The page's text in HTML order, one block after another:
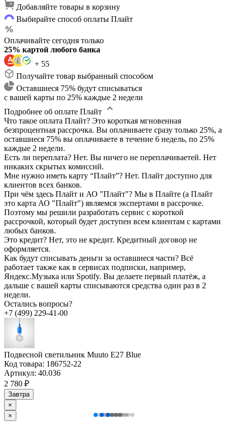
Добавляйте товары в корзину
Выбирайте способ оплаты Плайт
Оплачивайте сегодня только
25% картой любого банка
+ 55
Получайте товар выбранный способом
Оставшиеся 75% будут списываться
с вашей карты по 25% каждые 2 недели
Подробнее об оплате Плайт
Что такое оплата Плайт? Это короткая мгновенная
безпроцентная рассрочка. Вы оплачиваете сразу только 25%, а
оставшиеся 75% вы оплачиваете в течение 6 недель, по 25%
каждые 2 недели.
Есть ли переплата? Нет. Вы ничего не переплачиваетей. Нет
никаких скрытых комиссий.
Мне нужно иметь карту “Плайт”? Нет. Плайт доступно для
клиентов всех банков.
При чём здесь Плайт и АО "Плайт"? Мы в Плайте (а Плайт
это карта АО "Плайт") являемся экспертами в рассрочке.
Поэтому мы решили разработать сервис с короткой
рассрочкой, который будет доступен всем клиентам с картами
любых банков.
Это кредит? Нет, это не кредит. Кредитный договор не
оформляется.
Как будут списывать деньги за оставшиеся части? Всё
работает также как в сервисах подписки, например,
Яндекс.Музыка или Spotify. Вы делаете первый платёж, а
дальше с вашей карты списываются средства один раз в 2
недели.
Остались вопросы?
+7 (499) 229-41-00
Подвесной светильник Muuto E27 Blue
Код товара: 186752-22
Артикул: 40.036
2 780 ₽
Завтра
×
×